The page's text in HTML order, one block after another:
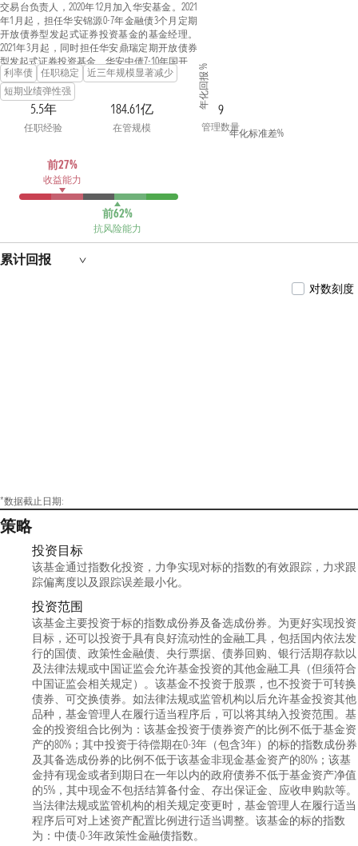
交易台负责人，2020年12月加入华安基金。2021
年1月起，担任华安锦源0-7年金融债3个月定期
开放债券型发起式证券投资基金的基金经理。
2021年3月起，同时担任华安鼎瑞定期开放债券
型发起式证券投资基金、华安中债7-10年国开行
债券指数证券投资基金、华安锦溶0-5年金融债3
个月定期开放债券型发起式证券投资基金的基
金经理。2021年3月至2022年11月，同时担任华安
安浦债券型证券投资基金的基金经理。2021年7
月起，同时担任华安锦灏金融债3个月定期开放
年9月至2023年9月，同时担任华安添荣中短债债
券型证券投资基金的基金经理。2022年10月起，
同时担任华安添魁债券型证券投资基金的基金
经理。2024年8月起，同时担任华安中债0-3年政
策性金融债指数证券投资基金的基金经理。
利率债 任职稳定
近三年规模显著减少
短期业绩弹性强
5.5年
任职经验
184.61亿
在管规模
9
管理数量
前27%
收益能力
前62%
抗风险能力
年化回报 %
年化标准差%
累计回报
对数刻度
*数据截止日期:
策略
投资目标
该基金通过指数化投资，力争实现对标的指数的有效跟踪，力求跟
踪偏离度以及跟踪误差最小化。
投资范围
该基金主要投资于标的指数成份券及备选成份券。为更好实现投资
目标，还可以投资于具有良好流动性的金融工具，包括国内依法发
行的国债、政策性金融债、央行票据、债券回购、银行活期存款以
及法律法规或中国证监会允许基金投资的其他金融工具（但须符合
中国证监会相关规定）。该基金不投资于股票，也不投资于可转换
债券、可交换债券。如法律法规或监管机构以后允许基金投资其他
品种，基金管理人在履行适当程序后，可以将其纳入投资范围。基
金的投资组合比例为：该基金投资于债券资产的比例不低于基金资
产的80%；其中投资于待偿期在0-3年（包含3年）的标的指数成份券
及其备选成份券的比例不低于该基金非现金基金资产的80%；该基
金持有现金或者到期日在一年以内的政府债券不低于基金资产净值
的5%，其中现金不包括结算备付金、存出保证金、应收申购款等。
当法律法规或监管机构的相关规定变更时，基金管理人在履行适当
程序后可对上述资产配置比例进行适当调整。该基金的标的指数
为：中债-0-3年政策性金融债指数。